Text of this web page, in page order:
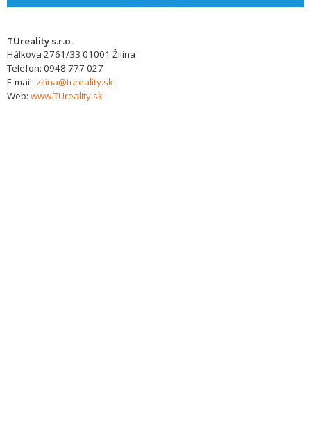
TUreality s.r.o.
Hálkova 2761/33 01001 Žilina
Telefon: 0948 777 027
E-mail: zilina@tureality.sk
Web: www.TUreality.sk